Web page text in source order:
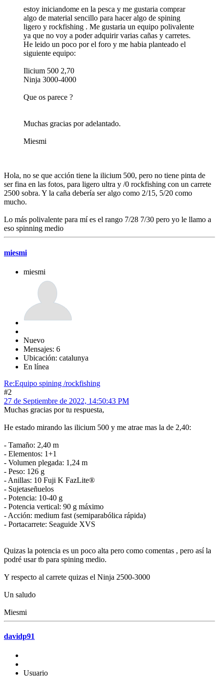
estoy iniciandome en la pesca y me gustaria comprar
algo de material sencillo para hacer algo de spining
ligero y rockfishing . Me gustaria un equipo polivalente
ya que no voy a poder adquirir varias cañas y carretes.
He leido un poco por el foro y me habia planteado el
siguiente equipo:
Ilicium 500 2,70
Ninja 3000-4000
Que os parece ?
Muchas gracias por adelantado.
Miesmi
Hola, no se que acción tiene la ilicium 500, pero no tiene pinta de
ser fina en las fotos, para ligero ultra y /0 rockfishing con un carrete
2500 sobra. Y la caña debería ser algo como 2/15, 5/20 como
mucho.
Lo más polivalente para mí es el rango 7/28 7/30 pero yo le llamo a
eso spinning medio
miesmi
miesmi
Nuevo
Mensajes: 6
Ubicación: catalunya
En línea
Re:Equipo spining /rockfishing
#2
27 de Septiembre de 2022, 14:50:43 PM
Muchas gracias por tu respuesta,
He estado mirando las ilicium 500 y me atrae mas la de 2,40:
- Tamaño: 2,40 m
- Elementos: 1+1
- Volumen plegada: 1,24 m
- Peso: 126 g
- Anillas: 10 Fuji K FazLite®
- Sujetaseñuelos
- Potencia: 10-40 g
- Potencia vertical: 90 g máximo
- Acción: medium fast (semiparabólica rápida)
- Portacarrete: Seaguide XVS
Quizas la potencia es un poco alta pero como comentas , pero así la
podré usar tb para spining medio.
Y respecto al carrete quizas el Ninja 2500-3000
Un saludo
Miesmi
davidp91
Usuario